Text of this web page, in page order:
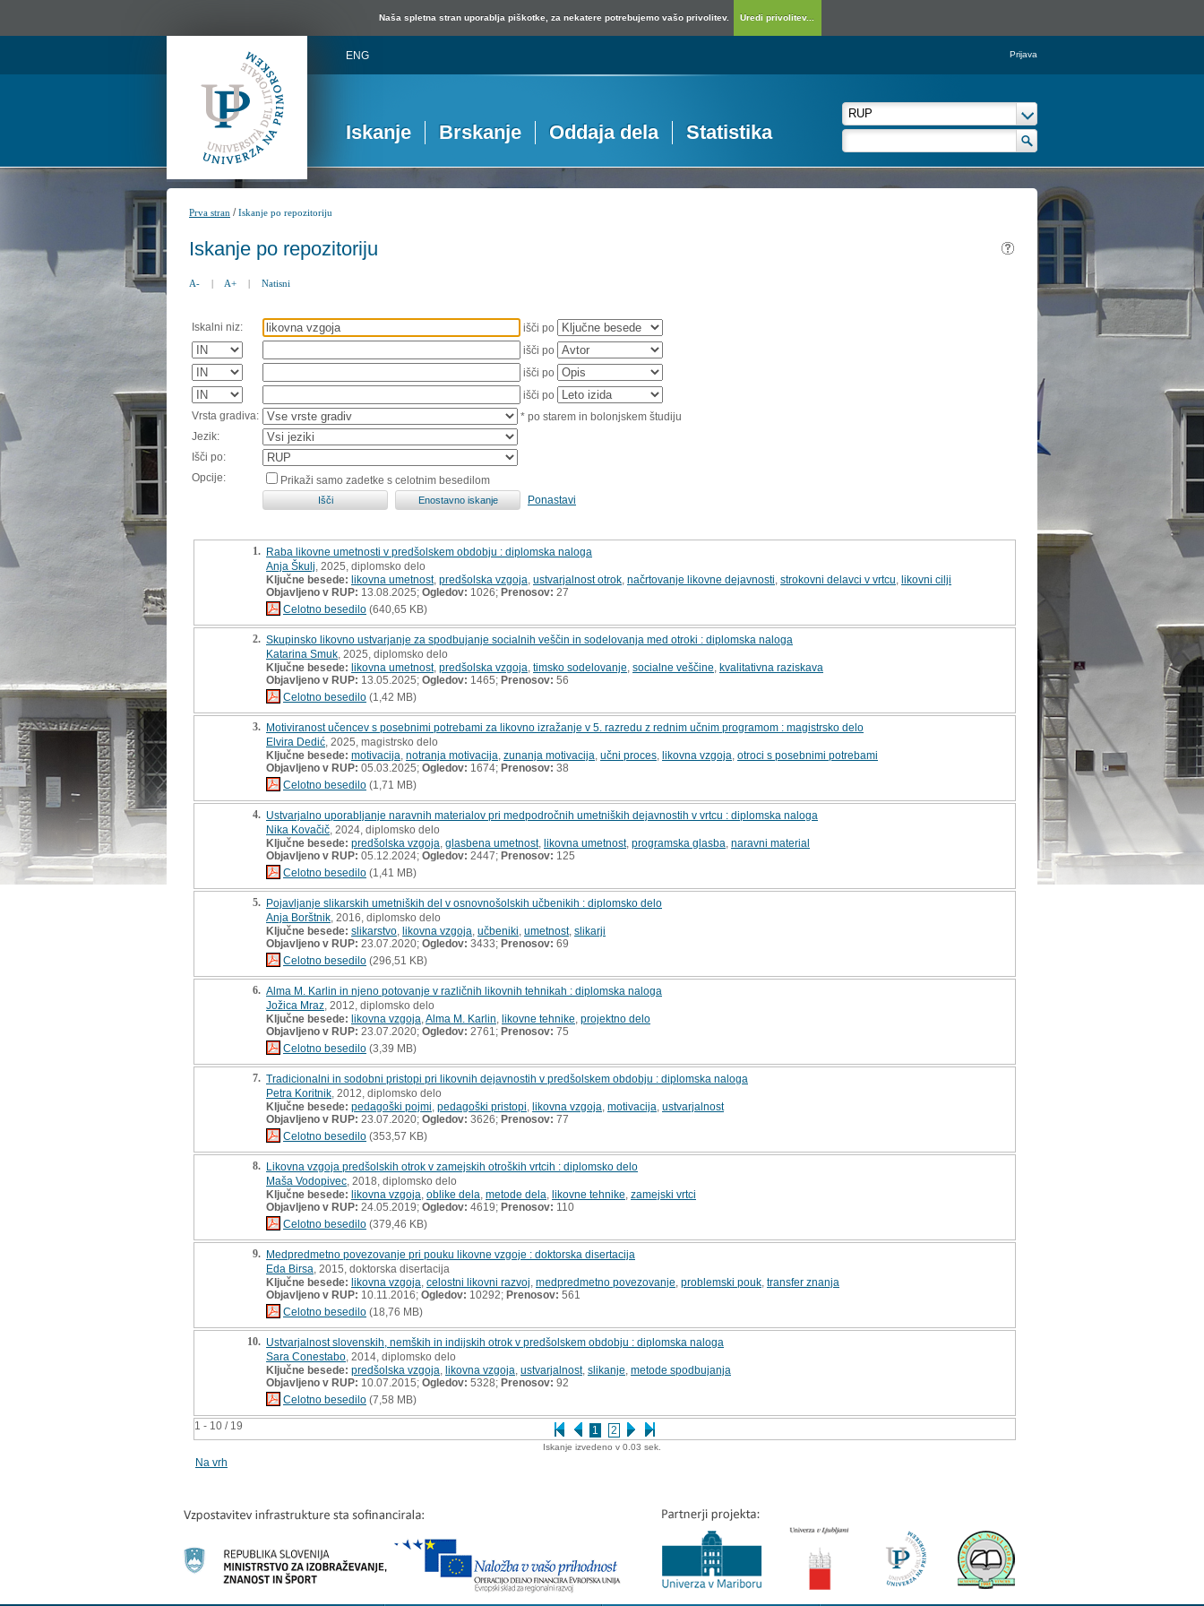
Naša spletna stran uporablja piškotke, za nekatere potrebujemo vašo privolitev. Uredi privolitev...
ENG Prijava
Iskanje Brskanje Oddaja dela Statistika
Prva stran /Iskanje po repozitoriju
Iskanje po repozitoriju
A- | A+ | Natisni
Iskalni niz:
išči po
išči po
išči po
išči po
Vrsta gradiva:
* po starem in bolonjskem študiju
Jezik:
Išči po:
Opcije:
Prikaži samo zadetke s celotnim besedilom
Ponastavi
1 - 10 / 19 1 2
1. Raba likovne umetnosti v predšolskem obdobju : diplomska naloga
Anja Škulj , 2025, diplomsko delo
Ključne besede: likovna umetnost, predšolska vzgoja ustvarjalnost otrok načrtovanje likovne dejavnosti strokovni delavci v vrtcu likovni cilji
Objavljeno v RUP: 13.08.2025; Ogledov: 1026; Prenosov: 27
Celotno besedilo (640,65 KB)
2. Skupinsko likovno ustvarjanje za spodbujanje socialnih veščin in sodelovanja med otroki : diplomska naloga
Katarina Smuk , 2025, diplomsko delo
Ključne besede: likovna umetnost, predšolska vzgoja timsko sodelovanje socialne veščine kvalitativna raziskava
Objavljeno v RUP: 13.05.2025; Ogledov: 1465; Prenosov: 56
Celotno besedilo (1,42 MB)
3. Motiviranost učencev s posebnimi potrebami za likovno izražanje v 5. razredu z rednim učnim programom : magistrsko delo
Elvira Dedić , 2025, magistrsko delo
Ključne besede: motivacija notranja motivacija zunanja motivacija učni proces likovna vzgoja otroci s posebnimi potrebami
Objavljeno v RUP: 05.03.2025; Ogledov: 1674; Prenosov: 38
Celotno besedilo (1,71 MB)
4. Ustvarjalno uporabljanje naravnih materialov pri medpodročnih umetniških dejavnostih v vrtcu : diplomska naloga
Nika Kovačič , 2024, diplomsko delo
Ključne besede: predšolska vzgoja glasbena umetnost, likovna umetnost, programska glasba naravni material
Objavljeno v RUP: 05.12.2024; Ogledov: 2447; Prenosov: 125
Celotno besedilo (1,41 MB)
5. Pojavljanje slikarskih umetniških del v osnovnošolskih učbenikih : diplomsko delo
Anja Borštnik , 2016, diplomsko delo
Ključne besede: slikarstvo likovna vzgoja učbeniki umetnost, slikarji
Objavljeno v RUP: 23.07.2020; Ogledov: 3433; Prenosov: 69
Celotno besedilo (296,51 KB)
6. Alma M. Karlin in njeno potovanje v različnih likovnih tehnikah : diplomska naloga
Jožica Mraz , 2012, diplomsko delo
Ključne besede: likovna vzgoja Alma M. Karlin likovne tehnike projektno delo
Objavljeno v RUP: 23.07.2020; Ogledov: 2761; Prenosov: 75
Celotno besedilo (3,39 MB)
7. Tradicionalni in sodobni pristopi pri likovnih dejavnostih v predšolskem obdobju : diplomska naloga
Petra Koritnik , 2012, diplomsko delo
Ključne besede: pedagoški pojmi pedagoški pristopi likovna vzgoja motivacija ustvarjalnost
Objavljeno v RUP: 23.07.2020; Ogledov: 3626; Prenosov: 77
Celotno besedilo (353,57 KB)
8. Likovna vzgoja predšolskih otrok v zamejskih otroških vrtcih : diplomsko delo
Maša Vodopivec , 2018, diplomsko delo
Ključne besede: likovna vzgoja oblike dela metode dela likovne tehnike zamejski vrtci
Objavljeno v RUP: 24.05.2019; Ogledov: 4619; Prenosov: 110
Celotno besedilo (379,46 KB)
9. Medpredmetno povezovanje pri pouku likovne vzgoje : doktorska disertacija
Eda Birsa , 2015, doktorska disertacija
Ključne besede: likovna vzgoja celostni likovni razvoj medpredmetno povezovanje problemski pouk transfer znanja
Objavljeno v RUP: 10.11.2016; Ogledov: 10292; Prenosov: 561
Celotno besedilo (18,76 MB)
10. Ustvarjalnost slovenskih, nemških in indijskih otrok v predšolskem obdobju : diplomska naloga
Sara Conestabo , 2014, diplomsko delo
Ključne besede: predšolska vzgoja likovna vzgoja ustvarjalnost, slikanje metode spodbujanja
Objavljeno v RUP: 10.07.2015; Ogledov: 5328; Prenosov: 92
Celotno besedilo (7,58 MB)
Iskanje izvedeno v 0.03 sek.
Na vrh